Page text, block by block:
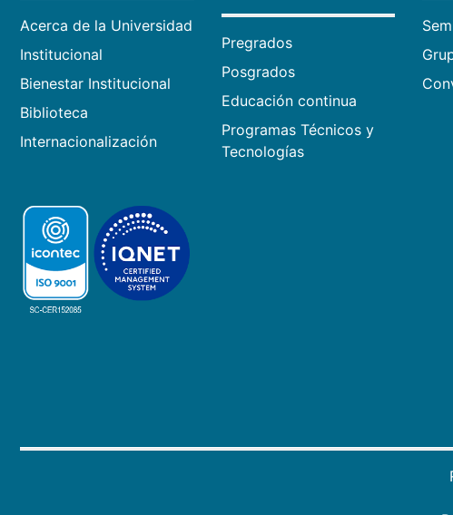
Acerca de la Universidad
Institucional
Bienestar Institucional
Biblioteca
Internacionalización
Pregrados
Posgrados
Educación continua
Programas Técnicos y
Tecnologías